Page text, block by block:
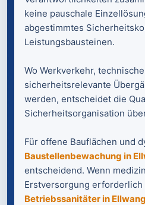
keine pauschale
abgestimmtes
Leistungsbausteinen.
Wo Werkverkehr,
sicherheitsrelevante
werden, entscheidet die
Sicherheitsorganisation
Für offene Bauflächen und
Baustellenbewachung in
entscheidend. Wenn
Erstversorgung erforderlich
Betriebssanitäter in